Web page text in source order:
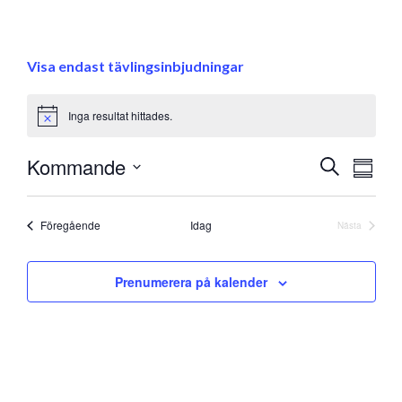
Visa endast tävlingsinbjudningar
Notice Inga resultat hittades.
Search
and
Views
Sök
Kommande
FöregåendeEvenemang Idag
Nästa
Prenumerera på kalender